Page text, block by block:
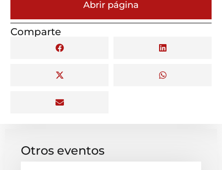
Abrir página
Comparte
Otros eventos